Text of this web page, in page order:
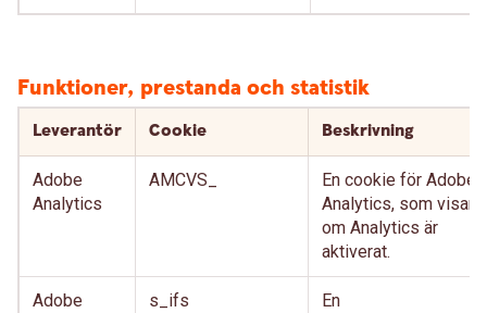
Funktioner, prestanda och statistik
Leverantör Cookie Beskrivning
Adobe
Analytics
AMCVS_
En cookie för Adobe
Analytics, som visar
om Analytics är
aktiverat.
Adobe
s_ifs
En